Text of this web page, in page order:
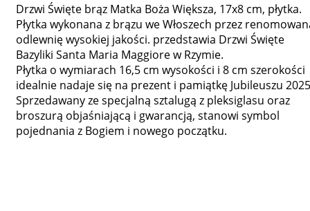
Drzwi Święte brąz Matka Boża Większa, 17x8 cm, płytka.
Płytka wykonana z brązu we Włoszech przez
odlewnię wysokiej jakości. przedstawia Drzwi Święte
Bazyliki Santa Maria Maggiore w Rzymie.
Płytka o wymiarach 16,5 cm wysokości i 8 cm szerokości
idealnie nadaje się na prezent i pamiątkę Jubileuszu
Sprzedawany ze specjalną sztalugą z pleksiglasu oraz
broszurą objaśniającą i gwarancją, stanowi symbol
pojednania z Bogiem i nowego początku.